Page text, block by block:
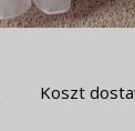
Koszt